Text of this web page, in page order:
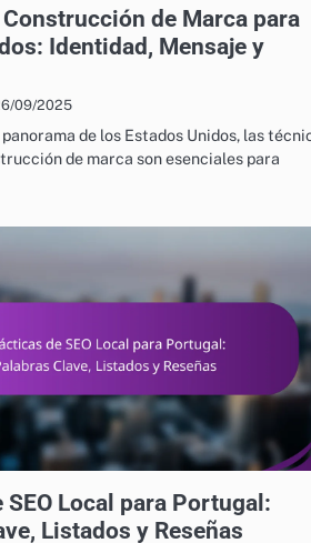
de Marca para
Identidad, Mensaje y
09/2025
de los Estados Unidos, las
de marca son esenciales para
Local para Portugal:
Listados y Reseñas